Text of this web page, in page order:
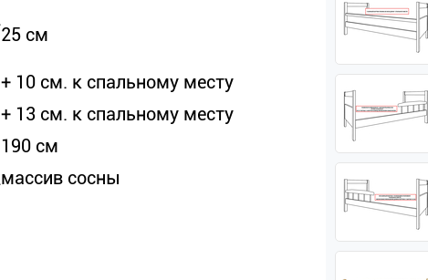
25 см
+ 10 см. к спальному месту
+ 13 см. к спальному месту
190 см
массив сосны